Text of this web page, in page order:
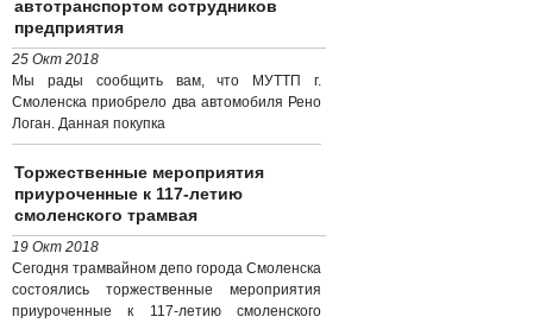
автотранспортом сотрудников
предприятия
25 Окт 2018
Мы рады сообщить вам, что МУТТП г.
Смоленска приобрело два автомобиля Рено
Логан. Данная покупка
Торжественные мероприятия
приуроченные к 117-летию
смоленского трамвая
19 Окт 2018
Сегодня трамвайном депо города Смоленска
состоялись торжественные мероприятия
приуроченные к 117-летию смоленского